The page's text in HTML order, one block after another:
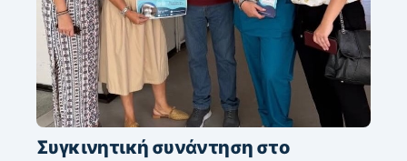
Συγκινητική συνάντηση στο